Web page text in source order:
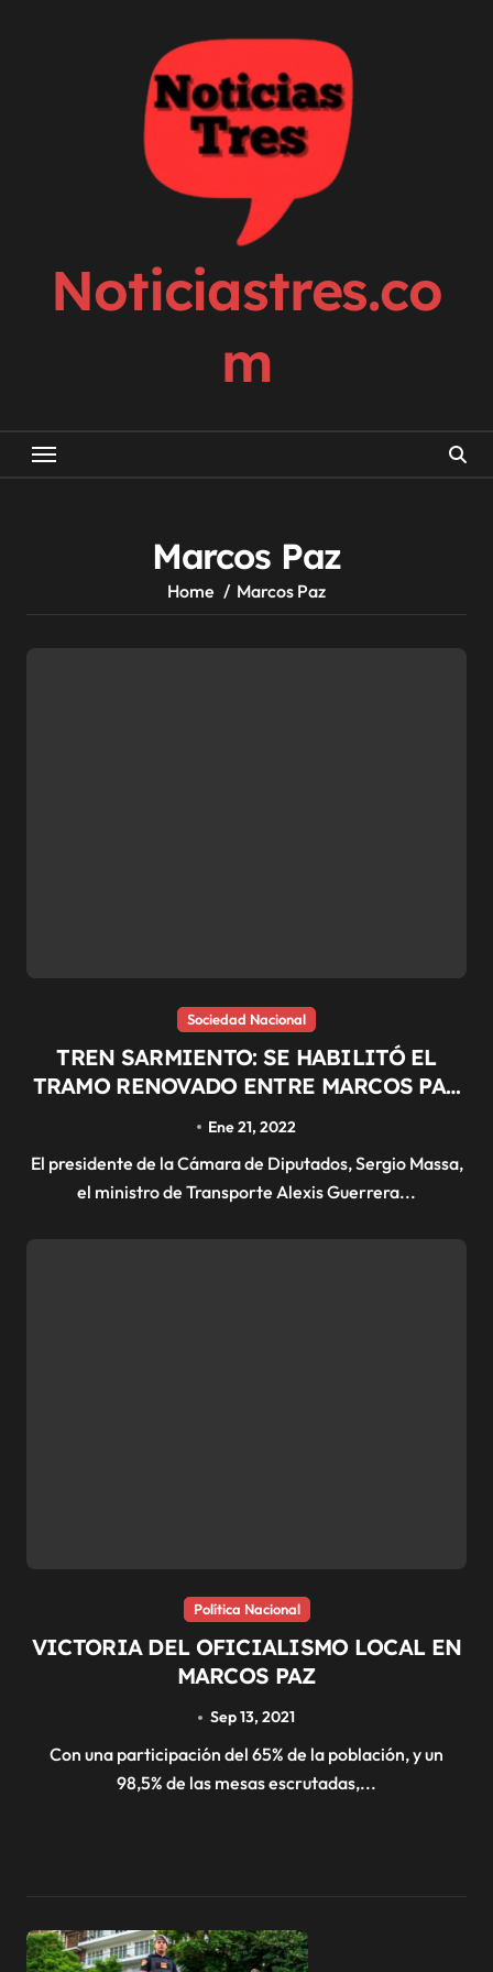
Noticiastres.co
m
Marcos Paz
Home Marcos Paz
Sociedad Nacional
TREN SARMIENTO: SE HABILITÓ EL
TRAMO RENOVADO ENTRE MARCOS PAZ
Ene 21, 2022
El presidente de la Cámara de Diputados, Sergio Massa,
el ministro de Transporte Alexis Guerrera...
Política Nacional
VICTORIA DEL OFICIALISMO LOCAL EN
MARCOS PAZ
Sep 13, 2021
Con una participación del 65% de la población, y un
98,5% de las mesas escrutadas,...